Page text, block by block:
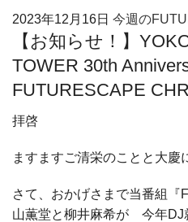
2023年12月16日 今週の
【お知らせ！】
TOWER 30th
FUTURESCAPE
拝啓
ますますご清栄のことと大慶
さて、おかげさまで当番組
山薫堂と柳井麻希が 今年DJ